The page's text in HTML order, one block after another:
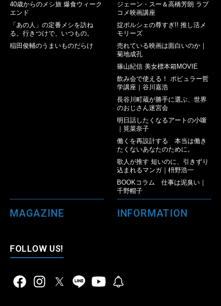
40歳からのメシ旅 爆食ウィーク
エンド
「あの人」の定番メシを訪ね
る。行きつけで、いつもの。
稲田俊輔のうまいものだらけ
ジェーン・スー＆高橋芳朗 ラブ
コメ映画講座
掟ポルシェの尊すぎ!! 推し活メ
モリーズ
売れている映画は面白いのか｜
菊地成孔
篠山紀信 美女標本箱MOVIE
飲み会で使える！ ポピュラー哲
学講座｜谷川嘉浩
長谷川町蔵が勝手に選ぶ、世界
のおじさん迷宮会
明日話したくなるアートの小噺
｜筧菜奈子
働くを再設計する 本当は働き
たくないあなたのために。
歌人が推す 短いのに、引きずり
込まれるマンガ｜枡野浩一
BOOKコラム 仕事は泥臭い｜
千野帽子
MAGAZINE INFORMATION
FOLLOW US!